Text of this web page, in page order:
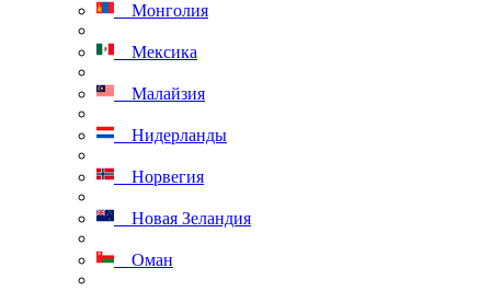
Монголия
Мексика
Малайзия
Нидерланды
Норвегия
Новая Зеландия
Оман